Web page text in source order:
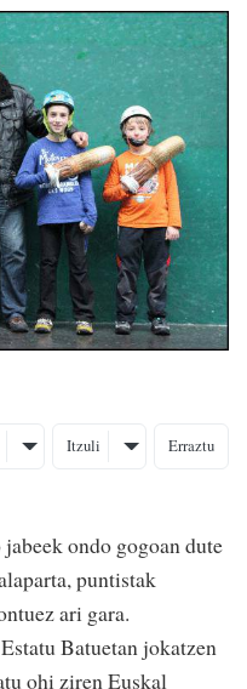
Itzuli Erraztu
ondo gogoan dute
puntistak
ari gara.
Batuetan jokatzen
ohi ziren Euskal